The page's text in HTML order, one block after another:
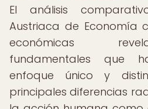
El análisis
Austriaca de Economía
económicas
fundamentales que
enfoque único y
principales diferencias